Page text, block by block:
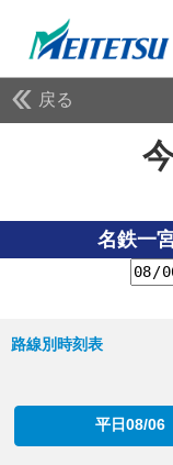
戻る
名鉄一
路線別時刻表
平日08/06